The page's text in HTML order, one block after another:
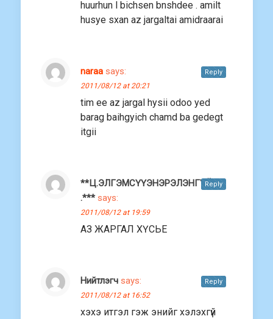
huurhun l bichsen bnshdee . amilt
husye sxan az jargaltai amidraarai
naraa says:
2011/08/12 at 20:21
tim ee az jargal hysii odoo yed
barag baihgyich chamd ba gedegt
itgii
Reply
**Ц.ЭЛГЭМСҮҮЭНЭРЭЛЭНГҮЙ
.*** says:
2011/08/12 at 19:59
АЗ ЖАРГАЛ ХҮСЬЕ
Reply
Нийтлэгч says:
2011/08/12 at 16:52
хэхэ итгэл гэж энийг хэлэхгүй
Reply